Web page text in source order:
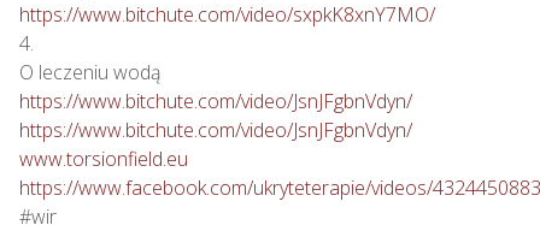
https://www.bitchute.com/video/sxpkK8xnY7MO/
4.
https://www.bitchute.com/video/JsnJFgbnVdyn/
https://www.bitchute.com/video/JsnJFgbnVdyn/
www.torsionfield.eu
https://www.facebook.com/ukryteterapie/videos/
#wir